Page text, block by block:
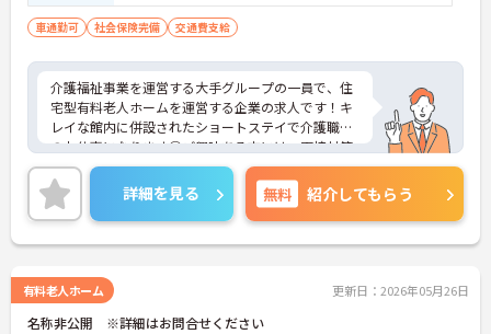
車通勤可 社会保険完備 交通費支給
介護福祉事業を運営する大手グループの一員で、住
宅型有料老人ホームを運営する企業の求人です！キ
レイな館内に併設されたショートステイで介護職員
のお仕事になります◎ご興味ある方には、面接対策
ポイントなど、さらに詳細をお話しいたしますので
お気軽にご相談ください！
詳細を見る 無料 紹介してもらう
有料老人ホーム 更新日：2026年05月26日
名称非公開 ※詳細はお問合せください